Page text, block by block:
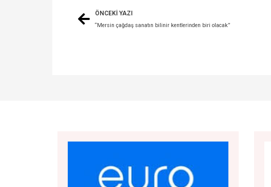
ÖNCEKİ YAZI
“Mersin çağdaş sanatın bilinir kentlerinden biri olacak”